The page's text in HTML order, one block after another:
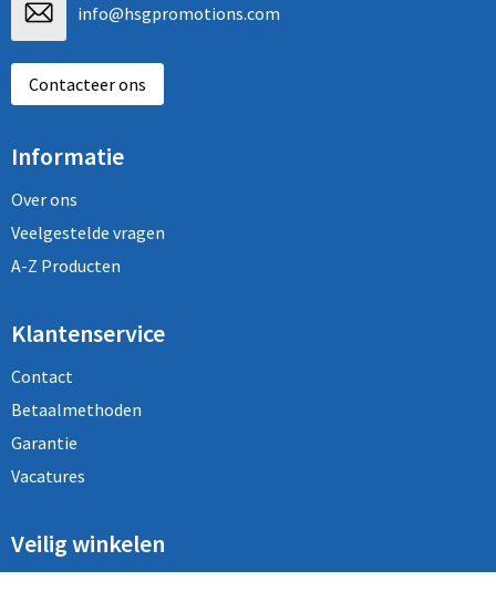
info@hsgpromotions.com
Contacteer ons
Informatie
Over ons
Veelgestelde vragen
A-Z Producten
Klantenservice
Contact
Betaalmethoden
Garantie
Vacatures
Veilig winkelen